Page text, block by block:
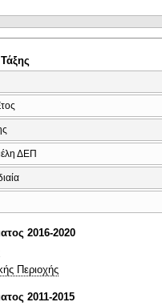
ΔΕΠ
2016-2020
Περιοχής
2011-2015